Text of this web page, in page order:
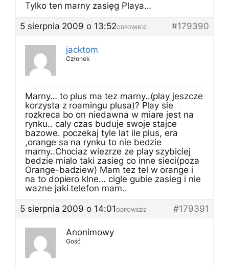
Tylko ten marny zasięg Playa…
5 sierpnia 2009 o 13:52
#179390
ODPOWIEDZ
jacktom
Członek
Marny… to plus ma tez marny..(play jeszcze
korzysta z roamingu plusa)? Play sie
rozkreca bo on niedawna w miare jest na
rynku.. caly czas buduje swoje stajce
bazowe. poczekaj tyle lat ile plus, era
,orange sa na rynku to nie bedzie
marny..Chociaz wiezrze ze play szybiciej
bedzie mialo taki zasieg co inne sieci(poza
Orange-badziew) Mam tez tel w orange i
na to dopiero klne… cigle gubie zasieg i nie
wazne jaki telefon mam..
5 sierpnia 2009 o 14:01
#179391
ODPOWIEDZ
Anonimowy
Gość